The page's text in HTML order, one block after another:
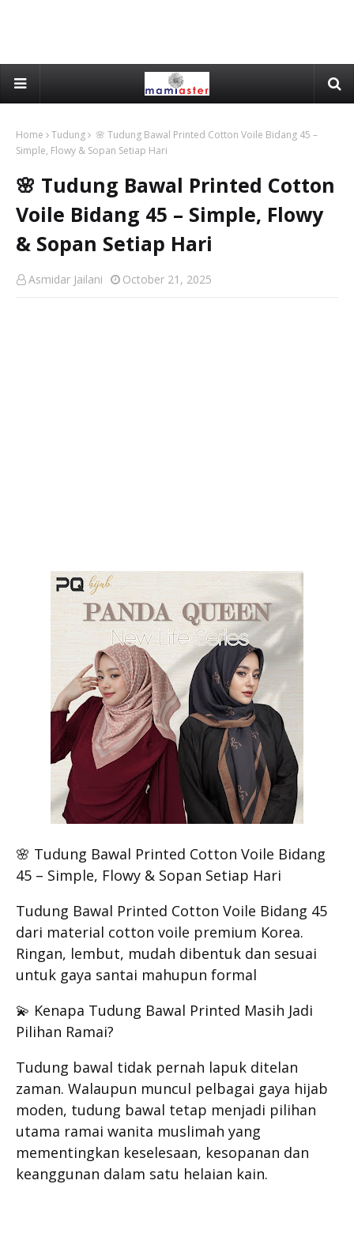
Home Tudung
🌸 Tudung Bawal Printed Cotton Voile Bidang 45 –
Simple, Flowy & Sopan Setiap Hari
🌸 Tudung Bawal Printed Cotton
Voile Bidang 45 – Simple, Flowy
& Sopan Setiap Hari
Asmidar Jailani October 21, 2025
🌸 Tudung Bawal Printed Cotton Voile Bidang
45 – Simple, Flowy & Sopan Setiap Hari
Tudung Bawal Printed Cotton Voile Bidang 45
dari material cotton voile premium Korea.
Ringan, lembut, mudah dibentuk dan sesuai
untuk gaya santai mahupun formal
💫 Kenapa Tudung Bawal Printed Masih Jadi
Pilihan Ramai?
Tudung bawal tidak pernah lapuk ditelan
zaman. Walaupun muncul pelbagai gaya hijab
moden, tudung bawal tetap menjadi pilihan
utama ramai wanita muslimah yang
mementingkan keselesaan, kesopanan dan
keanggunan dalam satu helaian kain.